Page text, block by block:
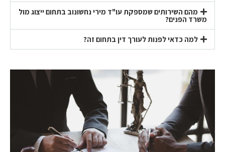
מהם השירותים שמספקת עו"ד מירי נחשונוב בתחום ייצוג מול
משרד הפנים?
למה כדאי לפנות לעורך דין בתחום זה?